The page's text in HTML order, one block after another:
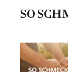
SO